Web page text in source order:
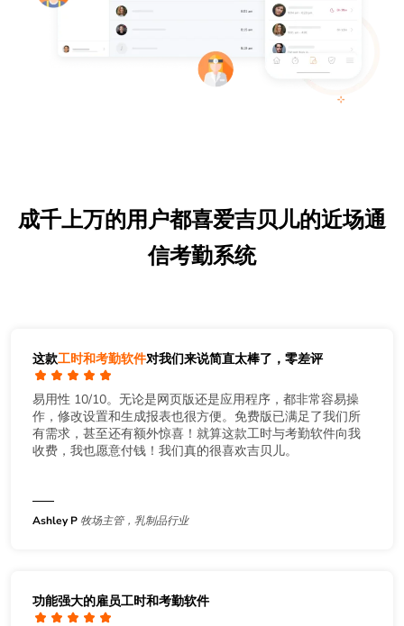
成千上万的用户都喜爱吉贝儿的近场通
信考勤系统
这款工时和考勤软件对我们来说简直太棒了，零差评
易用性 10/10。无论是网页版还是应用程序，都非常容易操
作，修改设置和生成报表也很方便。免费版已满足了我们所
有需求，甚至还有额外惊喜！就算这款工时与考勤软件向我
收费，我也愿意付钱！我们真的很喜欢吉贝儿。
Ashley P 牧场主管，乳制品行业
功能强大的雇员工时和考勤软件